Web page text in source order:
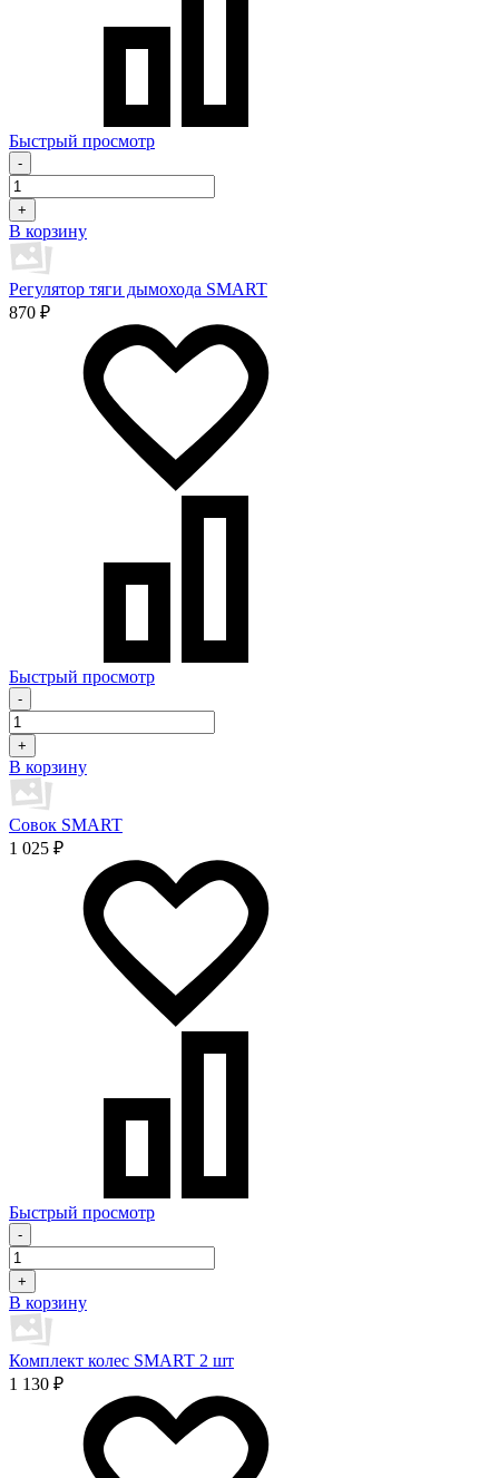
Быстрый просмотр
-
+
В корзину
Регулятор тяги дымохода SMART
870 ₽
Быстрый просмотр
-
+
В корзину
Совок SMART
1 025 ₽
Быстрый просмотр
-
+
В корзину
Комплект колес SMART 2 шт
1 130 ₽